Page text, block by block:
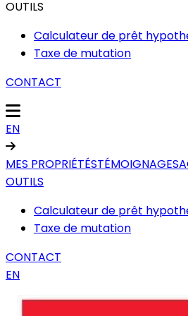
OUTILS
Calculateur de prêt
Taxe de mutation
CONTACT
EN
MES PROPRIÉTÉSTÉMOIGNAGES
OUTILS
Calculateur de prêt
Taxe de mutation
CONTACT
EN